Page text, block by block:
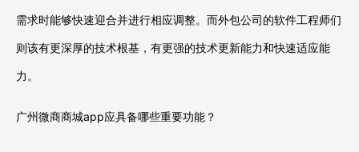
需求时能够快速迎合并进行相应调整。而外包公司的软件工程师们
则该有更深厚的技术根基，有更强的技术更新能力和快速适应能
力。
广州微商商城app应具备哪些重要功能？